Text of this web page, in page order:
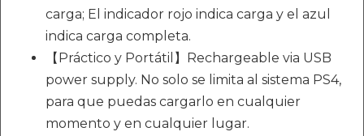
carga; El indicador rojo indica carga y el azul
indica carga completa.
【Práctico y Portátil】Rechargeable via USB
power supply. No solo se limita al sistema PS4,
para que puedas cargarlo en cualquier
momento y en cualquier lugar.